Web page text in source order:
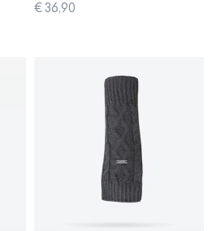
€ 36,90